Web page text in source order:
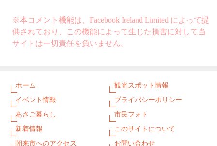
※本コメント機能は、Facebook Ireland Limited によって提
供されており、この機能によって生じた損害に対して当
サイトは一切責任を負いません。
ホーム
観光スポット情報
イベント情報
プライバシーポリシー
あさご暮らし
市民フォト
新着情報
このサイトについて
朝来市へのアクセス
お問い合わせ